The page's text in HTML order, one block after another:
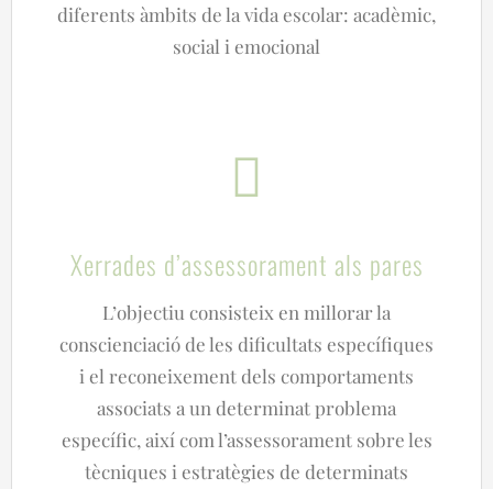
diferents àmbits de la vida escolar: acadèmic,
social i emocional
Xerrades d’assessorament als pares
L’objectiu consisteix en millorar la
conscienciació de les dificultats específiques
i el reconeixement dels comportaments
associats a un determinat problema
específic, així com l’assessorament sobre les
tècniques i estratègies de determinats